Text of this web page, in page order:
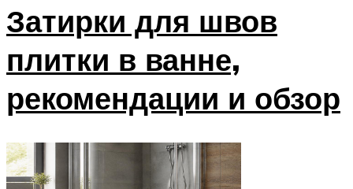
Затирки для швов
плитки в ванне,
рекомендации и обзор